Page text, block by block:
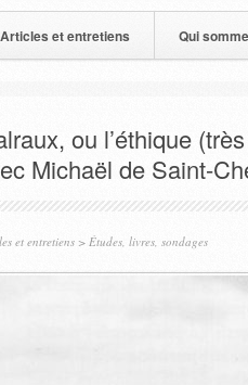
Articles et entretiens Qui
ou l’éthique
Michaël de Saint-
et entretiens > Études, livres, sondages